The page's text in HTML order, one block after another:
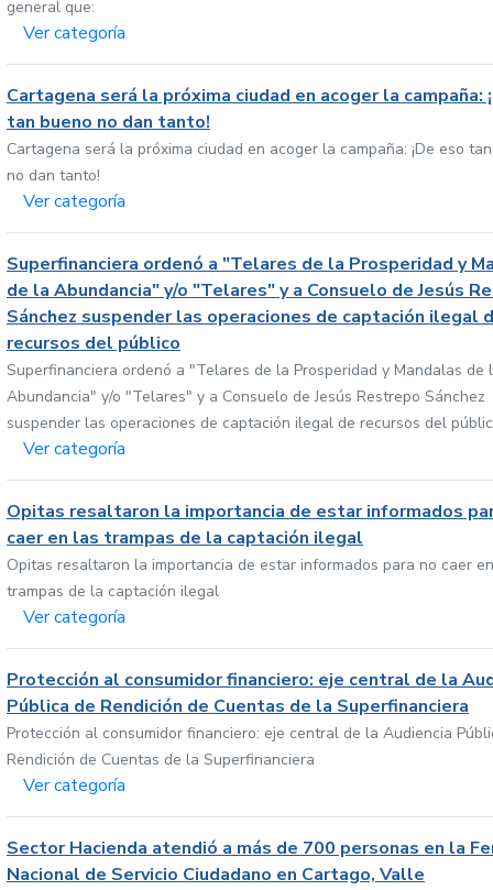
general que:
Ver categoría
Cartagena será la próxima ciudad en acoger la campaña:
tan bueno no dan tanto!
Cartagena será la próxima ciudad en acoger la campaña: ¡De eso
no dan tanto!
Ver categoría
Superfinanciera ordenó a "Telares de la Prosperidad y
de la Abundancia" y/o "Telares" y a Consuelo de Jesús
Sánchez suspender las operaciones de captación ilegal
recursos del público
Superfinanciera ordenó a "Telares de la Prosperidad y Mandalas de
Abundancia" y/o "Telares" y a Consuelo de Jesús Restrepo Sánchez
suspender las operaciones de captación ilegal de recursos del
Ver categoría
Opitas resaltaron la importancia de estar informados
caer en las trampas de la captación ilegal
Opitas resaltaron la importancia de estar informados para no caer
trampas de la captación ilegal
Ver categoría
Protección al consumidor financiero: eje central de la
Pública de Rendición de Cuentas de la Superfinanciera
Protección al consumidor financiero: eje central de la Audiencia
Rendición de Cuentas de la Superfinanciera
Ver categoría
Sector Hacienda atendió a más de 700 personas en la
Nacional de Servicio Ciudadano en Cartago, Valle